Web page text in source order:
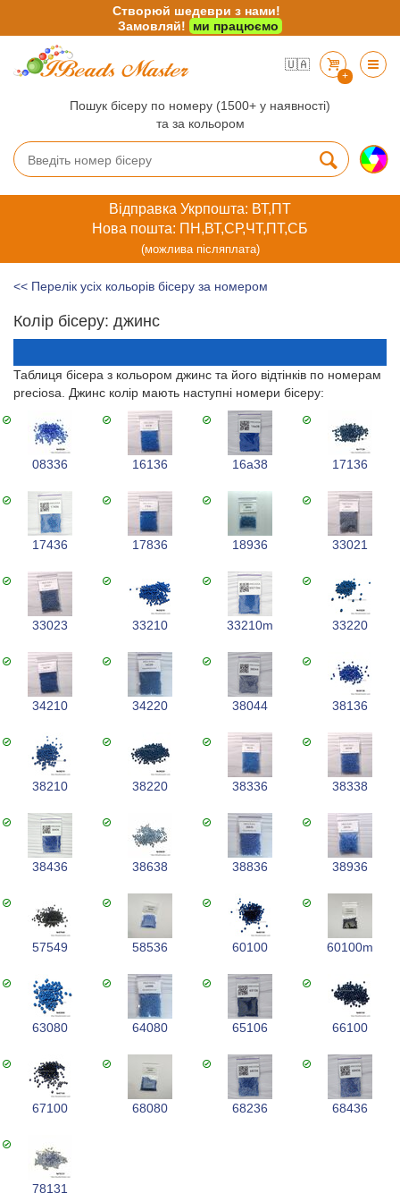
🇺🇦
+
Пошук бісеру по номеру (1500+ у наявності)
та за кольором
Відправка Укрпошта: ВТ,ПТ
Нова пошта: ПН,ВТ,СР,ЧТ,ПТ,СБ
(можлива післяплата)
<< Перелік усіх кольорів бісеру за номером
Колір бісеру: джинс
Таблиця бісера з кольором джинс та його відтінків по номерам
preciosa. Джинс колір мають наступні номери бісеру:
08336 16136 16a38 17136
17436 17836 18936 33021
33023 33210 33210m 33220
34210 34220 38044 38136
38210 38220 38336 38338
38436 38638 38836 38936
57549 58536 60100 60100m
63080 64080 65106 66100
67100 68080 68236 68436
78131
Створюй шедеври з нами!
Замовляй!
ми працюємо